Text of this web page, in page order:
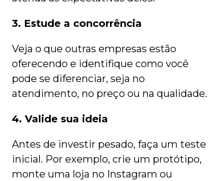
3. Estude a concorrência
Veja o que outras empresas estão
oferecendo e identifique como você
pode se diferenciar, seja no
atendimento, no preço ou na qualidade.
4. Valide sua ideia
Antes de investir pesado, faça um teste
inicial. Por exemplo, crie um protótipo,
monte uma loja no Instagram ou